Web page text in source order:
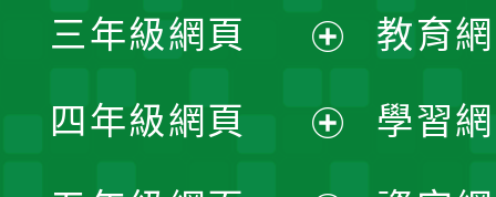
選
單
開
選
三年級網頁
開
四年級網頁
教育
學習